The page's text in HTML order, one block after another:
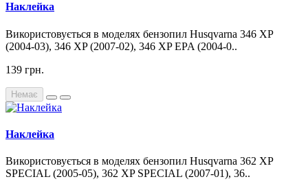
Наклейка
Використовується в моделях бензопил Husqvarna 346 XP
(2004-03), 346 XP (2007-02), 346 XP EPA (2004-0..
139 грн.
Немає
Наклейка
Використовується в моделях бензопил Husqvarna 362 XP
SPECIAL (2005-05), 362 XP SPECIAL (2007-01), 36..